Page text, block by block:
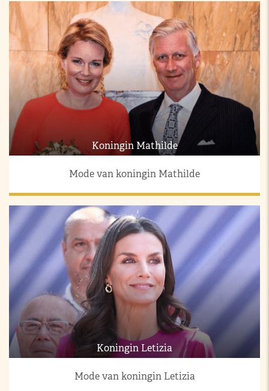
Koningin Mathilde
Mode van koningin Mathilde
Koningin Letizia
Mode van koningin Letizia